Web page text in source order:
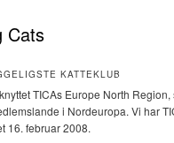
Cats
KATTEKLUB
TICAs Europe North Region,
i Nordeuropa. Vi har
16. februar 2008.